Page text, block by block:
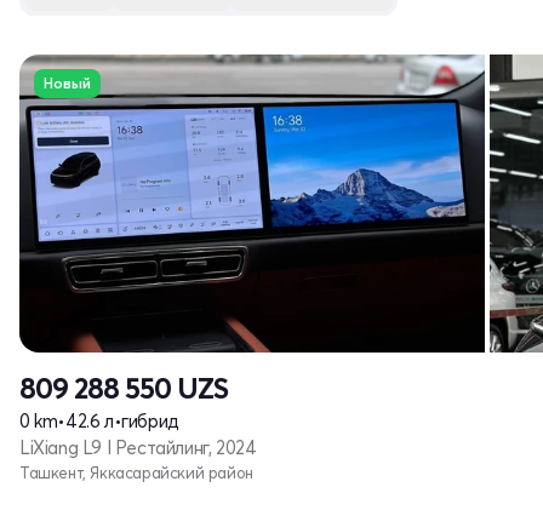
Новый
809 288 550 UZS
0 km•42.6 л•гибрид
LiXiang L9 I Рестайлинг, 2024
Ташкент, Яккасарайский район